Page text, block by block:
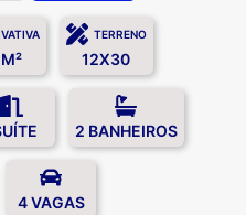
TERRENO
12X30
2 BANHEIROS
4 VAGAS